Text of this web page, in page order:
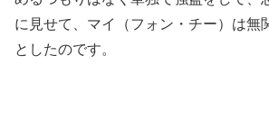
に見せて、マイ（フォン・チー）は無
としたのです。